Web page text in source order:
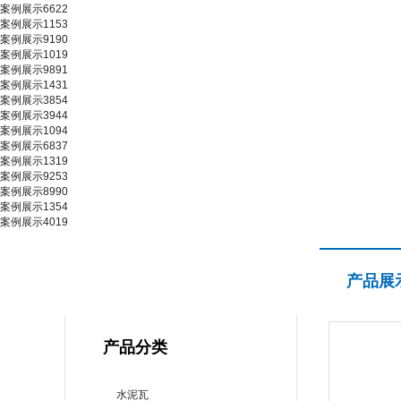
案例展示6622
案例展示1153
案例展示9190
案例展示1019
案例展示9891
案例展示1431
案例展示3854
案例展示3944
案例展示1094
案例展示6837
案例展示1319
案例展示9253
案例展示8990
案例展示1354
案例展示4019
产品分类
水泥瓦
产品展